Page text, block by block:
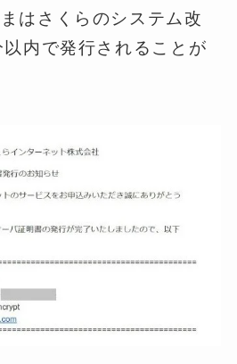
はさくらのシステム改
内で発行されることが